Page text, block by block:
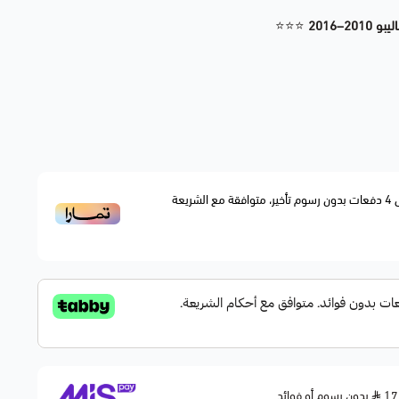
⭐⭐⭐
4دفعات بدون رسوم تأخير، متوافقة مع الشريعة